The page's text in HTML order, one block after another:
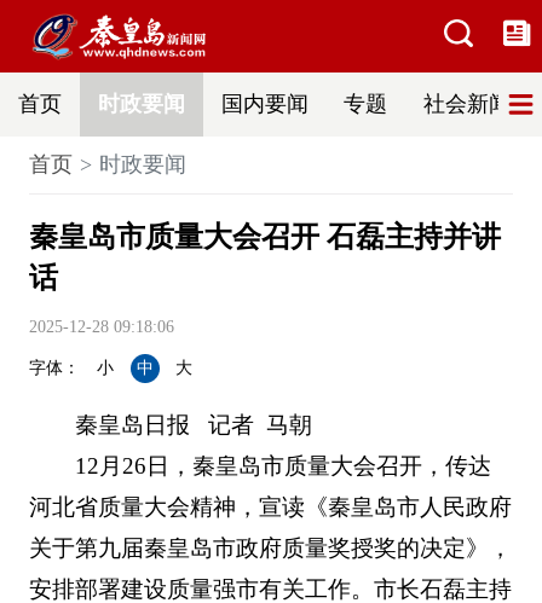
首页 时政要闻 国内要闻 专题 社会新闻
首页 时政要闻
秦皇岛市质量大会召开 石磊主持并讲
话
2025-12-28 09:18:06
字体： 小 中 大
秦皇岛日报 记者 马朝
12月26日，秦皇岛市质量大会召开，传达
河北省质量大会精神，宣读《秦皇岛市人民政府
关于第九届秦皇岛市政府质量奖授奖的决定》，
安排部署建设质量强市有关工作。市长石磊主持